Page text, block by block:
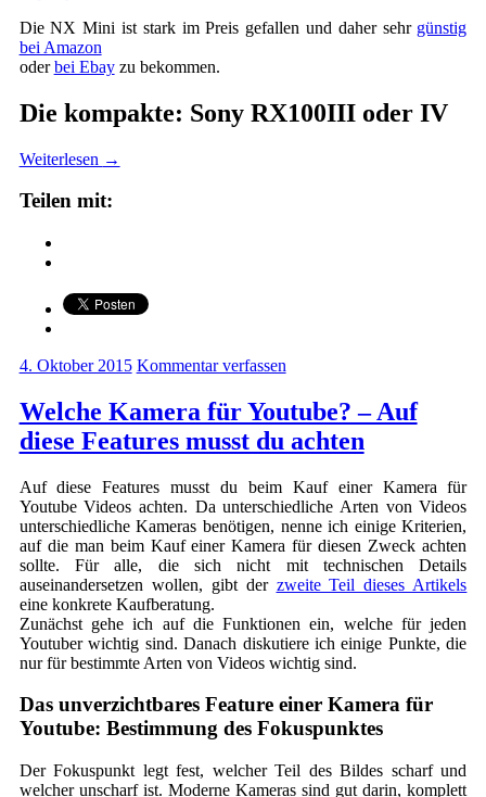
Die NX Mini ist stark im Preis gefallen und daher sehr günstig
bei Amazon
oderbei Ebayzu bekommen.
Die kompakte: Sony RX100III oder IV
Weiterlesen →
Teilen mit:
4. Oktober 2015 Kommentar verfassen
Welche Kamera für Youtube? – Auf
diese Features musst du achten
Auf diese Features musst du beim Kauf einer Kamera für
Youtube Videos achten. Da unterschiedliche Arten von Videos
unterschiedliche Kameras benötigen, nenne ich einige Kriterien,
auf die man beim Kauf einer Kamera für diesen Zweck achten
sollte. Für alle, die sich nicht mit technischen Details
auseinandersetzen wollen, gibt der zweite Teil dieses Artikels
eine konkrete Kaufberatung.
Zunächst gehe ich auf die Funktionen ein, welche für jeden
Youtuber wichtig sind. Danach diskutiere ich einige Punkte, die
nur für bestimmte Arten von Videos wichtig sind.
Das unverzichtbares Feature einer Kamera für
Youtube: Bestimmung des Fokuspunktes
Der Fokuspunkt legt fest, welcher Teil des Bildes scharf und
welcher unscharf ist. Moderne Kameras sind gut darin, komplett